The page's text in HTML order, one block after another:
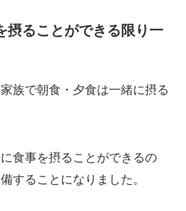
摂ることができる限り一
族で朝食・夕食は一緒に摂る
食事を摂ることができるの
することになりました。